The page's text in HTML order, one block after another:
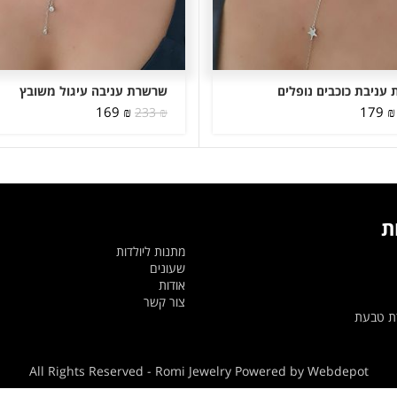
כוכבים נופלים
המחיר
היה:
179 ₪
הוא:
שרשרת עניבה עיגול משובץ
233₪
המחיר
היה:
169 ₪
הוא:
מתנות ליולדות
שעונים
אודות
צור קשר
טבעת
All Rights Reserved - Romi Jewelry Powered by Webdepot